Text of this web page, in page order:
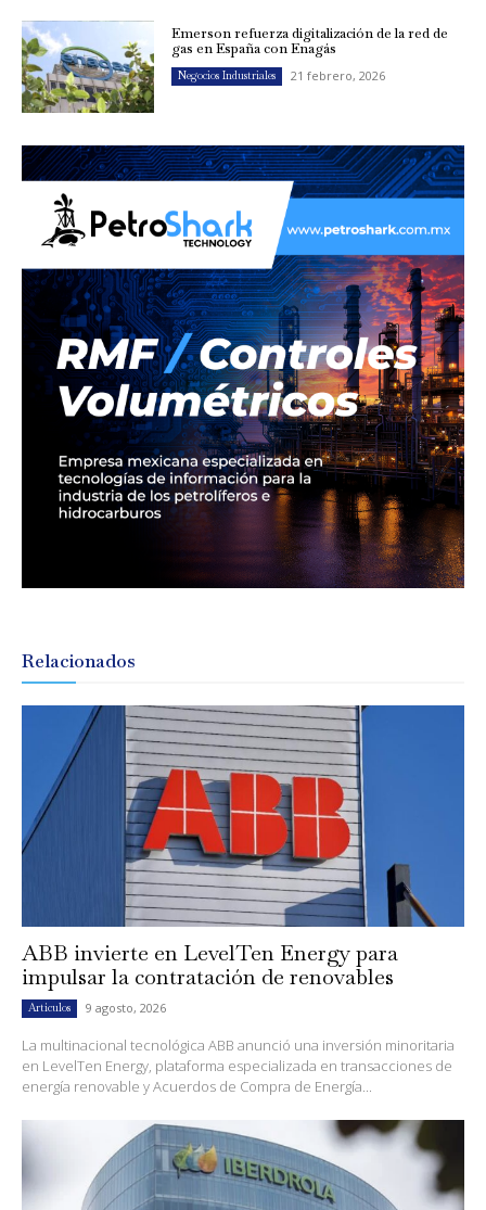
Emerson refuerza digitalización de la red de
gas en España con Enagás
Negocios Industriales 21 febrero, 2026
Relacionados
ABB invierte en LevelTen Energy para
impulsar la contratación de renovables
Artículos 9 agosto, 2026
La multinacional tecnológica ABB anunció una inversión minoritaria
en LevelTen Energy, plataforma especializada en transacciones de
energía renovable y Acuerdos de Compra de Energía...